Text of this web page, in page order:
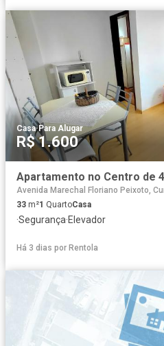
Casa·Para Alugar
R$ 1.600
Apartamento no Centro de
Avenida Marechal Floriano Peixoto,
33 m²1 QuartoCasa
·Segurança·Elevador
Há 3 dias por Rentola